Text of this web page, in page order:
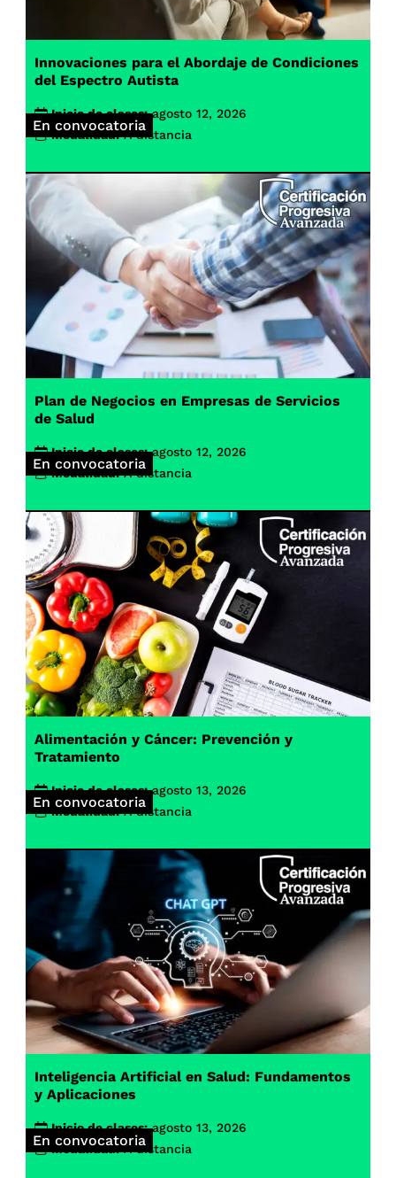
En convocatoria
Innovaciones para el Abordaje de Condiciones
del Espectro Autista
Inicio de clases: agosto 12, 2026
Modalidad: A distancia
En convocatoria
Plan de Negocios en Empresas de Servicios
de Salud
Inicio de clases: agosto 12, 2026
Modalidad: A distancia
En convocatoria
Alimentación y Cáncer: Prevención y
Tratamiento
Inicio de clases: agosto 13, 2026
Modalidad: A distancia
En convocatoria
Inteligencia Artificial en Salud: Fundamentos
y Aplicaciones
Inicio de clases: agosto 13, 2026
Modalidad: A distancia